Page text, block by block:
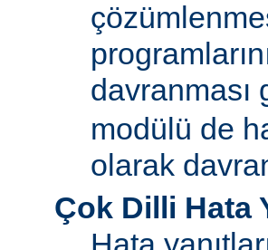
davranması
modülü de
olarak
Çok Dilli Hata